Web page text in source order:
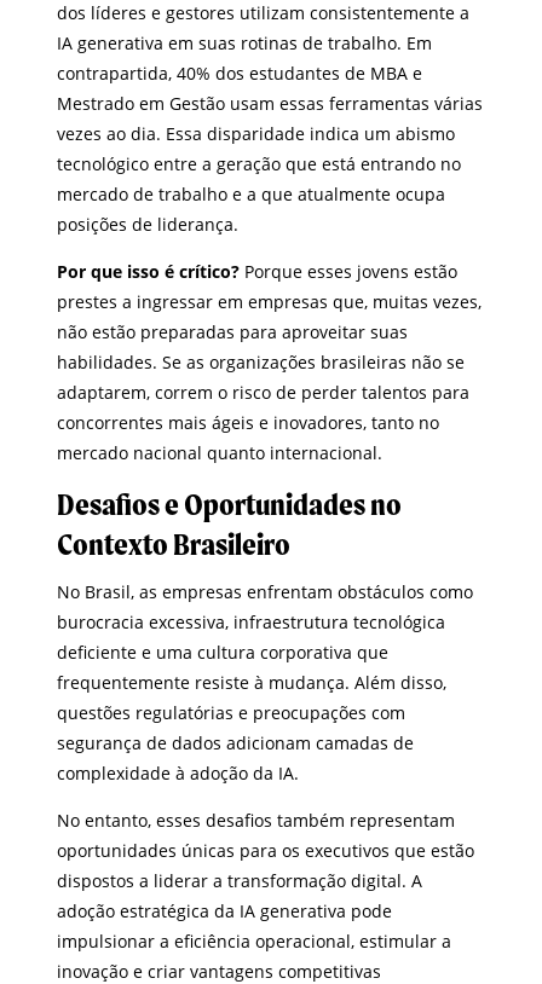
dos líderes e gestores utilizam consistentemente a
IA generativa em suas rotinas de trabalho. Em
contrapartida, 40% dos estudantes de MBA e
Mestrado em Gestão usam essas ferramentas várias
vezes ao dia. Essa disparidade indica um abismo
tecnológico entre a geração que está entrando no
mercado de trabalho e a que atualmente ocupa
posições de liderança.
Por que isso é crítico? Porque esses jovens estão
prestes a ingressar em empresas que, muitas vezes,
não estão preparadas para aproveitar suas
habilidades. Se as organizações brasileiras não se
adaptarem, correm o risco de perder talentos para
concorrentes mais ágeis e inovadores, tanto no
mercado nacional quanto internacional.
Desafios e Oportunidades no
Contexto Brasileiro
No Brasil, as empresas enfrentam obstáculos como
burocracia excessiva, infraestrutura tecnológica
deficiente e uma cultura corporativa que
frequentemente resiste à mudança. Além disso,
questões regulatórias e preocupações com
segurança de dados adicionam camadas de
complexidade à adoção da IA.
No entanto, esses desafios também representam
oportunidades únicas para os executivos que estão
dispostos a liderar a transformação digital. A
adoção estratégica da IA generativa pode
impulsionar a eficiência operacional, estimular a
inovação e criar vantagens competitivas